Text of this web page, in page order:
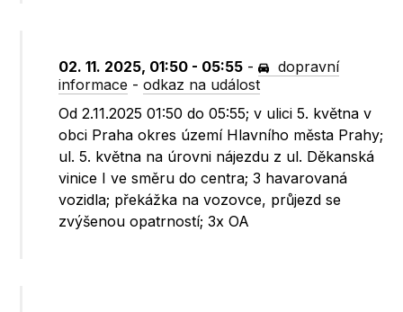
02. 11. 2025, 01:50 - 05:55 -
dopravní
informace -odkaz na událost
Od 2.11.2025 01:50 do 05:55; v ulici 5. května v
obci Praha okres území Hlavního města Prahy;
ul. 5. května na úrovni nájezdu z ul. Děkanská
vinice I ve směru do centra; 3 havarovaná
vozidla; překážka na vozovce, průjezd se
zvýšenou opatrností; 3x OA